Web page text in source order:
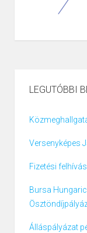
LEGUTÓBBI
Versenyképes
Fizetési felhívás
Bursa
Álláspályázat